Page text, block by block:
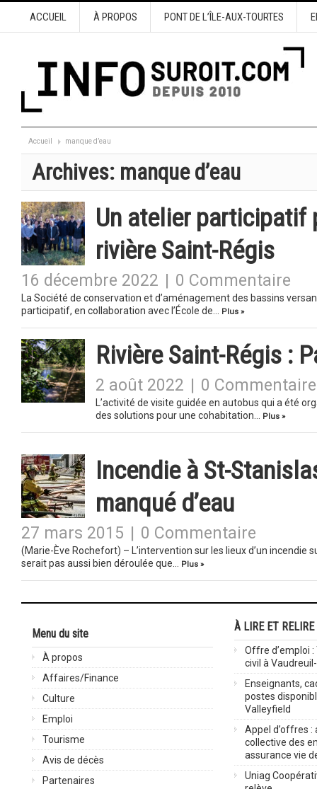
ACCUEIL À PROPOS PONT DE L’ÎLE-AUX-TOURTES
Accueil manque d’eau
Archives: manque d’eau
Un atelier participatif
rivière Saint-Régis
16 décembre 2022 0 Commentaire
La Société de conservation et d’aménagement des bassins
participatif, en collaboration avec l’École de…
Plus »
Rivière Saint-Régis :
2 août 2022 0 Commentaire
L’activité de visite guidée en autobus qui a été
des solutions pour une cohabitation…
Plus »
Incendie à St-
manqué d’eau
27 mars 2015 0 Commentaire
(Marie-Ève Rochefort) – L’intervention sur les lieux d’un
serait pas aussi bien déroulée que…
Plus »
Menu du site
À propos
Affaires/Finance
Culture
Emploi
Tourisme
Avis de décès
Partenaires
À LIRE ET RELIRE
Offre d’emploi
civil à
Enseignants,
postes
Valleyfield
Appel d’offres :
collective des
assurance vie
Uniag